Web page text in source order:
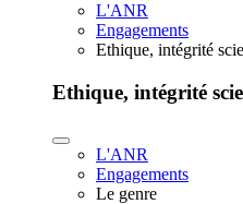
L'ANR
Engagements
Ethique, intégrité
Ethique, intégrité
L'ANR
Engagements
Le genre